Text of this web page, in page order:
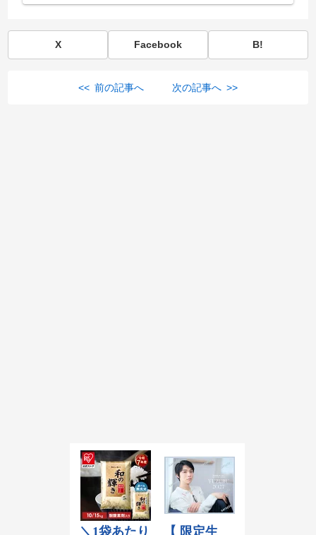
X Facebook B!
<< 前の記事へ 次の記事へ >>